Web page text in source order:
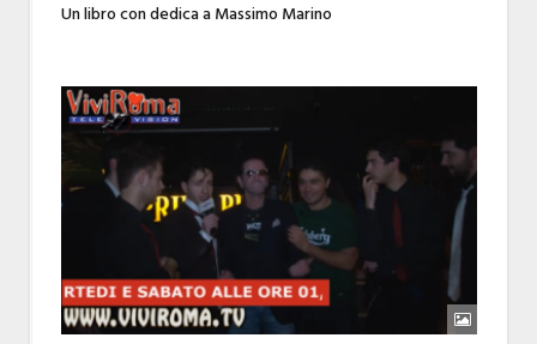
Un libro con dedica a Massimo Marino